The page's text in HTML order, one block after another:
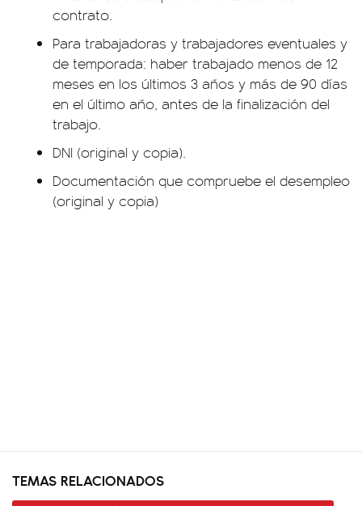
contrato.
Para trabajadoras y trabajadores eventuales y
de temporada: haber trabajado menos de 12
meses en los últimos 3 años y más de 90 días
en el último año, antes de la finalización del
trabajo.
DNI (original y copia).
Documentación que compruebe el desempleo
(original y copia)
TEMAS RELACIONADOS